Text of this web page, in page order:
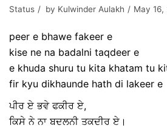
Status
by Kulwinder Aulakh May 16,
peer e bhawe fakeer e
kise ne na badalni taqdeer e
e khuda shuru tu kita khatam tu
fir kyu dikhaunde hath di lakeer e
ਪੀਰ ਏ ਭਵੇ ਫਕੀਰ ਏ,
ਕਿਸੇ ਨੇ ਨਾ ਬਦਲਨੀ ਤਕਦੀਰ ਏ।